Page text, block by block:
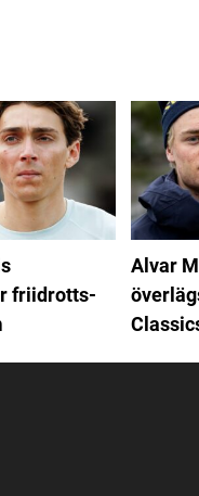
friidrotts-
Alvar